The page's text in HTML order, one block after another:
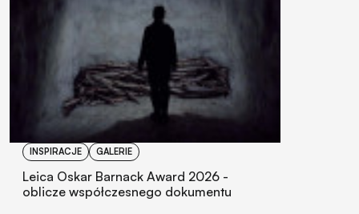
INSPIRACJE GALERIE
Leica Oskar Barnack Award 2026 -
oblicze współczesnego dokumentu